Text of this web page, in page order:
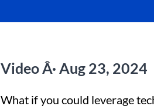
Video Â· Aug 23, 2024
What if you could leverage